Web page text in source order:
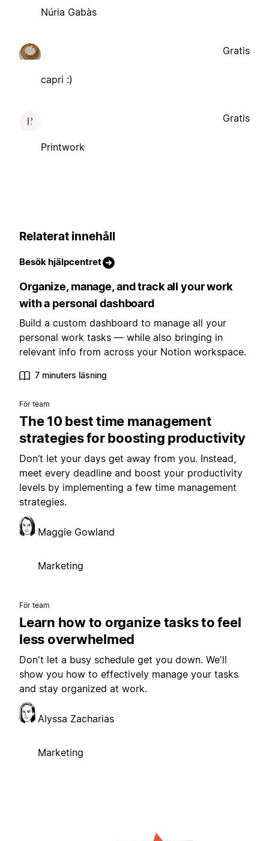
Núria Gabàs
capri :)
Gratis
Printwork
Gratis
Relaterat innehåll
Besök hjälpcentret
Organize, manage, and track all your work
with a personal dashboard
Build a custom dashboard to manage all your
personal work tasks — while also bringing in
relevant info from across your Notion workspace.
7 minuters läsning
För team
The 10 best time management
strategies for boosting productivity
Don’t let your days get away from you. Instead,
meet every deadline and boost your productivity
levels by implementing a few time management
strategies.
Maggie Gowland
Marketing
För team
Learn how to organize tasks to feel
less overwhelmed
Don't let a busy schedule get you down. We'll
show you how to effectively manage your tasks
and stay organized at work.
Alyssa Zacharias
Marketing